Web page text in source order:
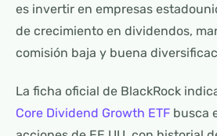
es invertir en empresas
de crecimiento en dividendos,
comisión baja y buena
La ficha oficial de BlackRock
Core Dividend Growth ETF busca